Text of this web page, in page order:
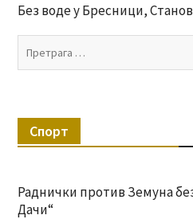
Без воде у Бресници,
Спорт
Раднички против Земуна
Дачи“